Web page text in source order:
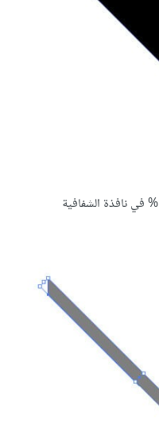
اضبط مستوى Opacity للعنصر عند 50% في نافذة الشفافية